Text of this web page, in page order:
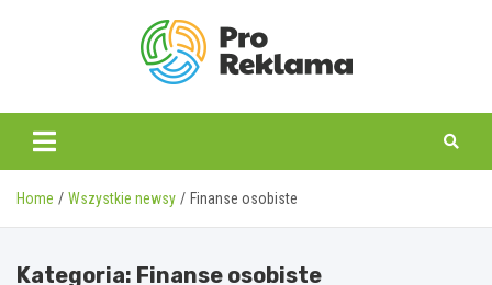
proreklama.pl
Home Wszystkie newsy Finanse osobiste
Kategoria: Finanse osobiste